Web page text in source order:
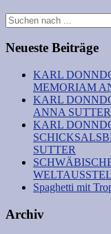
Neueste Beiträge
KARL
MEMORIAM
KARL
ANNA SUTTER
KARL
SUTTER
Spaghetti mit
Archiv